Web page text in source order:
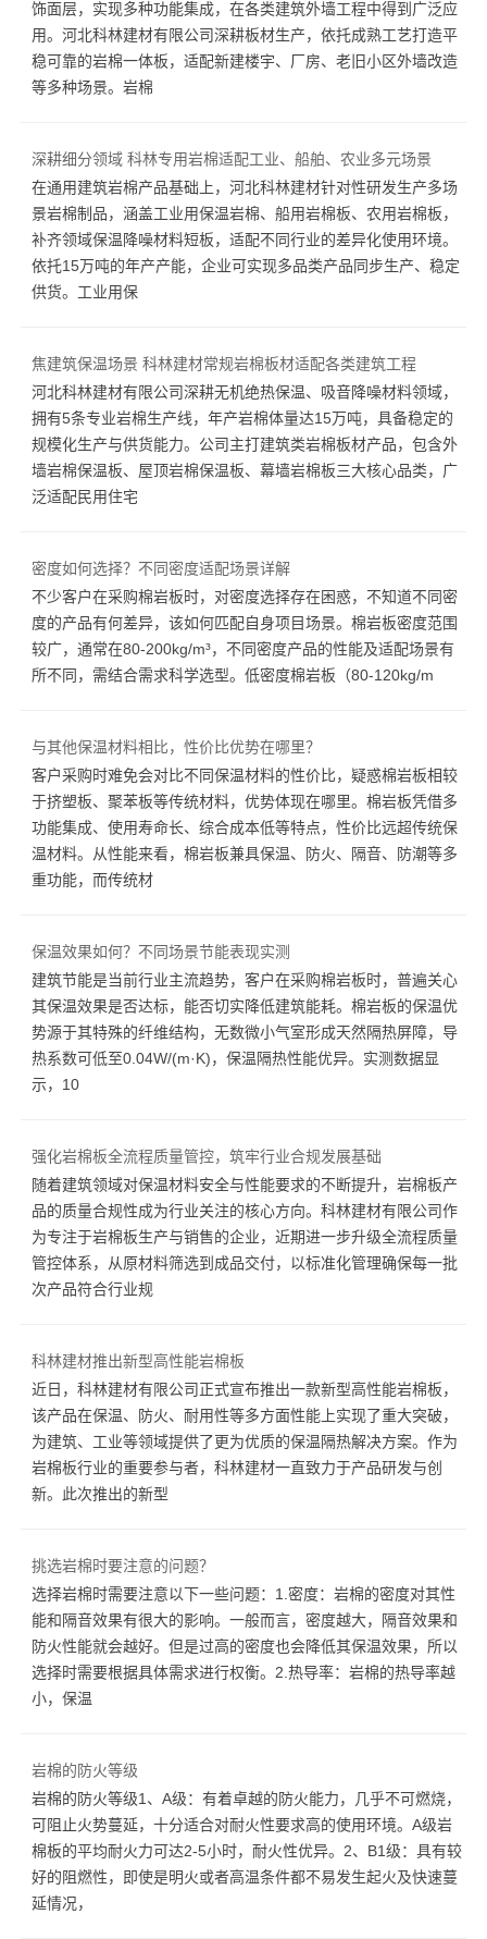
饰面层，实现多种功能集成，在各类建筑外墙工程中得到广泛应
用。河北科林建材有限公司深耕板材生产，依托成熟工艺打造平
稳可靠的岩棉一体板，适配新建楼宇、厂房、老旧小区外墙改造
等多种场景。岩棉
深耕细分领域 科林专用岩棉适配工业、船舶、农业多元场景
在通用建筑岩棉产品基础上，河北科林建材针对性研发生产多场
景岩棉制品，涵盖工业用保温岩棉、船用岩棉板、农用岩棉板，
补齐领域保温降噪材料短板，适配不同行业的差异化使用环境。
依托15万吨的年产产能，企业可实现多品类产品同步生产、稳定
供货。工业用保
焦建筑保温场景 科林建材常规岩棉板材适配各类建筑工程
河北科林建材有限公司深耕无机绝热保温、吸音降噪材料领域，
拥有5条专业岩棉生产线，年产岩棉体量达15万吨，具备稳定的
规模化生产与供货能力。公司主打建筑类岩棉板材产品，包含外
墙岩棉保温板、屋顶岩棉保温板、幕墙岩棉板三大核心品类，广
泛适配民用住宅
密度如何选择？不同密度适配场景详解
不少客户在采购棉岩板时，对密度选择存在困惑，不知道不同密
度的产品有何差异，该如何匹配自身项目场景。棉岩板密度范围
较广，通常在80-200kg/m³，不同密度产品的性能及适配场景有
所不同，需结合需求科学选型。低密度棉岩板（80-120kg/m
与其他保温材料相比，性价比优势在哪里？
客户采购时难免会对比不同保温材料的性价比，疑惑棉岩板相较
于挤塑板、聚苯板等传统材料，优势体现在哪里。棉岩板凭借多
功能集成、使用寿命长、综合成本低等特点，性价比远超传统保
温材料。从性能来看，棉岩板兼具保温、防火、隔音、防潮等多
重功能，而传统材
保温效果如何？不同场景节能表现实测
建筑节能是当前行业主流趋势，客户在采购棉岩板时，普遍关心
其保温效果是否达标，能否切实降低建筑能耗。棉岩板的保温优
势源于其特殊的纤维结构，无数微小气室形成天然隔热屏障，导
热系数可低至0.04W/(m·K)，保温隔热性能优异。实测数据显
示，10
强化岩棉板全流程质量管控，筑牢行业合规发展基础
随着建筑领域对保温材料安全与性能要求的不断提升，岩棉板产
品的质量合规性成为行业关注的核心方向。科林建材有限公司作
为专注于岩棉板生产与销售的企业，近期进一步升级全流程质量
管控体系，从原材料筛选到成品交付，以标准化管理确保每一批
次产品符合行业规
科林建材推出新型高性能岩棉板
近日，科林建材有限公司正式宣布推出一款新型高性能岩棉板，
该产品在保温、防火、耐用性等多方面性能上实现了重大突破，
为建筑、工业等领域提供了更为优质的保温隔热解决方案。作为
岩棉板行业的重要参与者，科林建材一直致力于产品研发与创
新。此次推出的新型
挑选岩棉时要注意的问题？
选择岩棉时需要注意以下一些问题：1.密度：岩棉的密度对其性
能和隔音效果有很大的影响。一般而言，密度越大，隔音效果和
防火性能就会越好。但是过高的密度也会降低其保温效果，所以
选择时需要根据具体需求进行权衡。2.热导率：岩棉的热导率越
小，保温
岩棉的防火等级
岩棉的防火等级1、A级：有着卓越的防火能力，几乎不可燃烧，
可阻止火势蔓延，十分适合对耐火性要求高的使用环境。A级岩
棉板的平均耐火力可达2-5小时，耐火性优异。2、B1级：具有较
好的阻燃性，即使是明火或者高温条件都不易发生起火及快速蔓
延情况，